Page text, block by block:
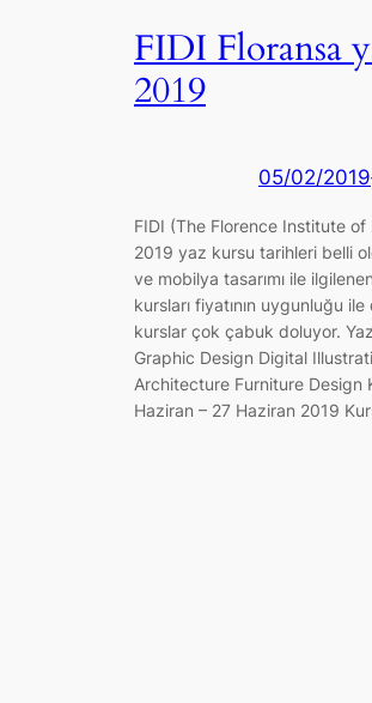
FIDI Floransa
2019
05/02/2019
FIDI (The Florence Institute
2019 yaz kursu tarihleri belli
ve mobilya tasarımı ile
kursları fiyatının uygunluğu ile
kurslar çok çabuk doluyor.
Graphic Design Digital
Architecture Furniture Design
Haziran – 27 Haziran 2019